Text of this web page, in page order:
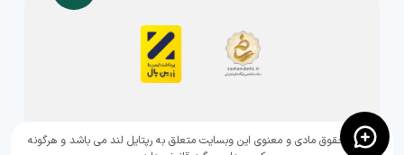
,تمامی حقوق مادی و معنوی این وبسایت متعلق به رپتایل لند می باشد و هرگونه